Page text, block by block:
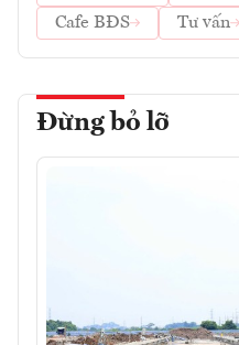
Cafe BĐS
Tư vấn
Đừng bỏ lỡ